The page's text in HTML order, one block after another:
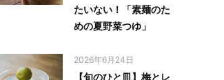
たいない！「素麺のた
めの夏野菜つゆ」
2026年6月24日
【旬のひと皿】梅とレ